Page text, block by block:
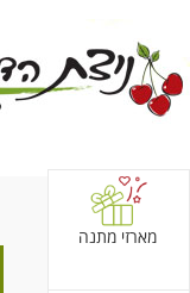
מארזי מתנה